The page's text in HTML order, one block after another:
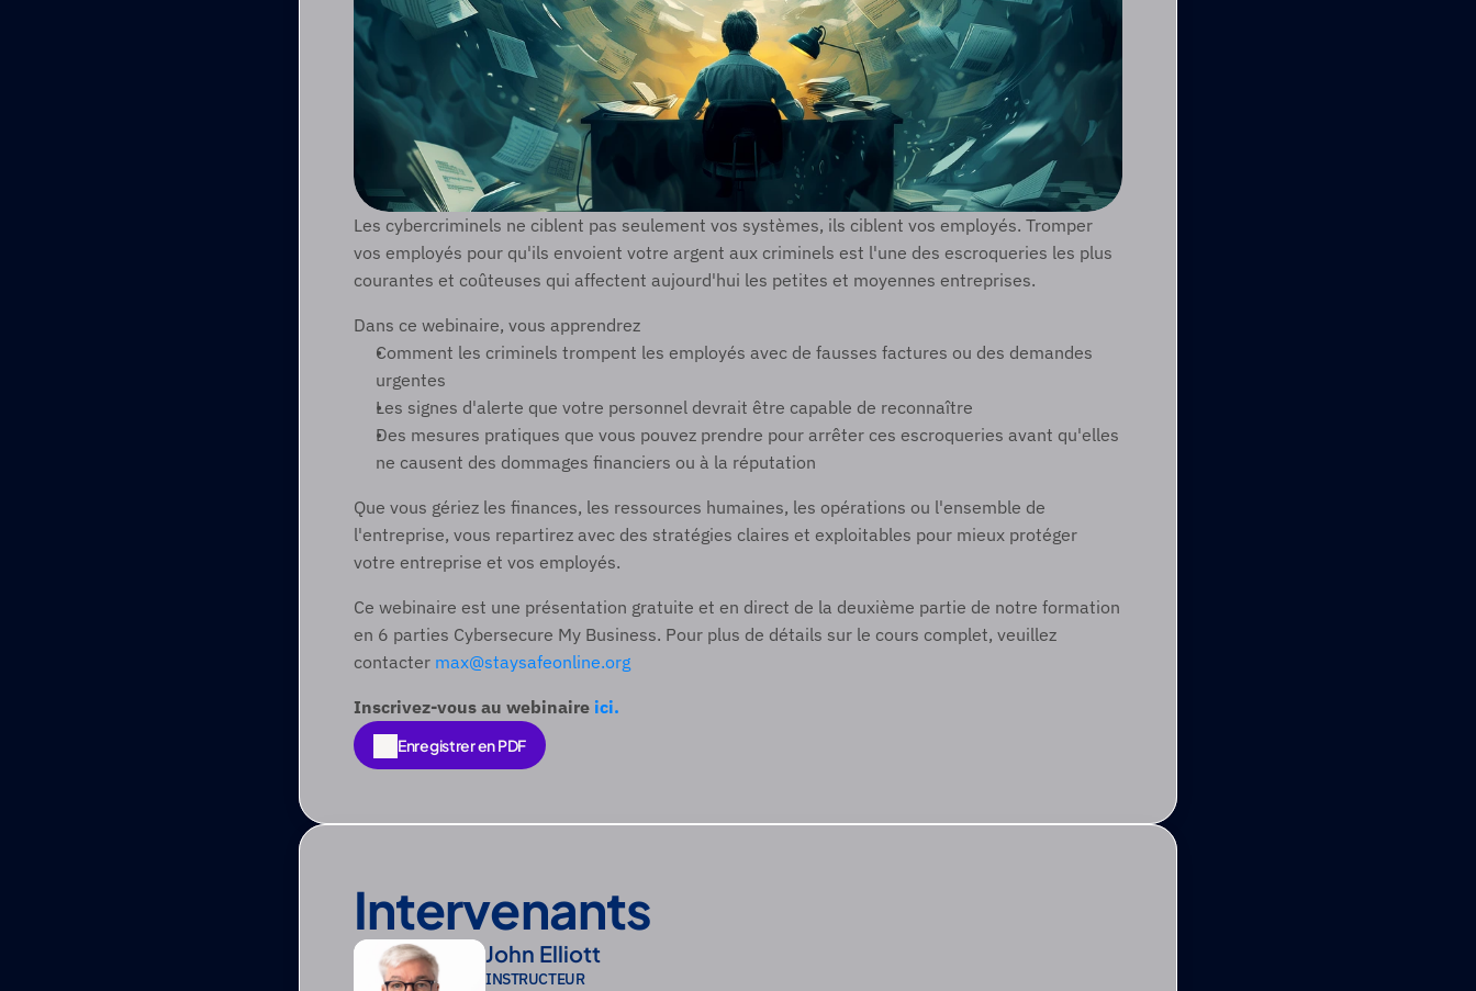
Les cybercriminels ne ciblent pas seulement vos systèmes, ils ciblent vos employés. Tromper
vos employés pour qu'ils envoient votre argent aux criminels est l'une des escroqueries les plus
courantes et coûteuses qui affectent aujourd'hui les petites et moyennes entreprises.
Dans ce webinaire, vous apprendrez
Comment les criminels trompent les employés avec de fausses factures ou des demandes
urgentes
Les signes d'alerte que votre personnel devrait être capable de reconnaître
Des mesures pratiques que vous pouvez prendre pour arrêter ces escroqueries avant qu'elles
ne causent des dommages financiers ou à la réputation
Que vous gériez les finances, les ressources humaines, les opérations ou l'ensemble de
l'entreprise, vous repartirez avec des stratégies claires et exploitables pour mieux protéger
votre entreprise et vos employés.
Ce webinaire est une présentation gratuite et en direct de la deuxième partie de notre formation
en 6 parties Cybersecure My Business. Pour plus de détails sur le cours complet, veuillez
contacter max@staysafeonline.org
Inscrivez-vous au webinaire ici.
Enregistrer en PDF
Enregistrer en PDF
Intervenants
John Elliott
INSTRUCTEUR